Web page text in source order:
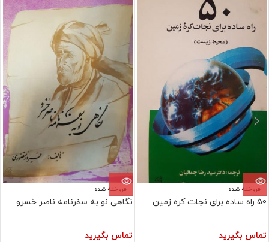
فروخته شده
50 راه ساده برای نجات کره زمین
تماس بگیرید
فروخته شده
نگاهی نو به سفرنامه ناصر خسرو
تماس بگیرید